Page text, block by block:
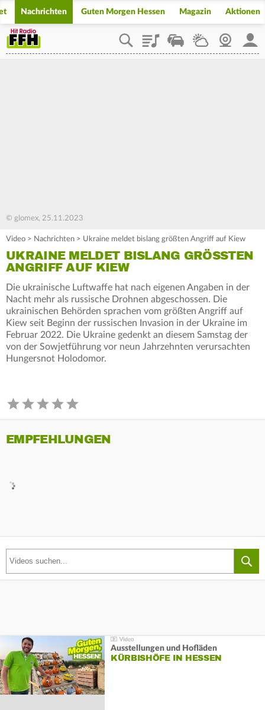
Nachrichten Guten Morgen Hessen Magazin Aktionen
PlaylistStaupilotWetterWebcam
© glomex, 25.11.2023
Video > Nachrichten > Ukraine meldet bislang größten Angriff auf Kiew
UKRAINE MELDET BISLANG GRÖSSTEN A
NGRIFF AUF KIEW
Die ukrainische Luftwaffe hat nach eigenen Angaben in der
Nacht mehr als russische Drohnen abgeschossen. Die
ukrainischen Behörden sprachen vom größten Angriff auf
Kiew seit Beginn der russischen Invasion in der Ukraine im
Februar 2022. Die Ukraine gedenkt an diesem Samstag der
von der Sowjetführung vor neun Jahrzehnten verursachten
Hungersnot Holodomor.
EMPFEHLUNGEN
Ausstellungen und Hofläden
KÜRBISHÖFE IN HESSEN